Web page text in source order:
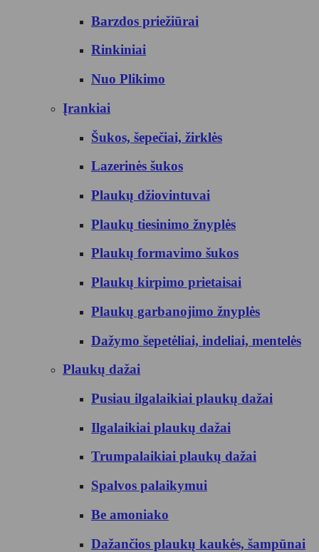
Barzdos priežiūrai
Rinkiniai
Nuo Plikimo
Įrankiai
Šukos, šepečiai, žirklės
Lazerinės šukos
Plaukų džiovintuvai
Plaukų tiesinimo žnyplės
Plaukų formavimo šukos
Plaukų kirpimo prietaisai
Plaukų garbanojimo žnyplės
Dažymo šepetėliai, indeliai, mentelės
Plaukų dažai
Pusiau ilgalaikiai plaukų dažai
Ilgalaikiai plaukų dažai
Trumpalaikiai plaukų dažai
Spalvos palaikymui
Be amoniako
Dažančios plaukų kaukės, šampūnai